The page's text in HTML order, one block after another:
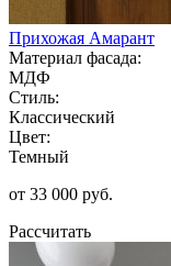
Прихожая Амарант
Материал фасада:
МДФ
Стиль:
Классический
Цвет:
Темный
от 33 000 руб.
Рассчитать